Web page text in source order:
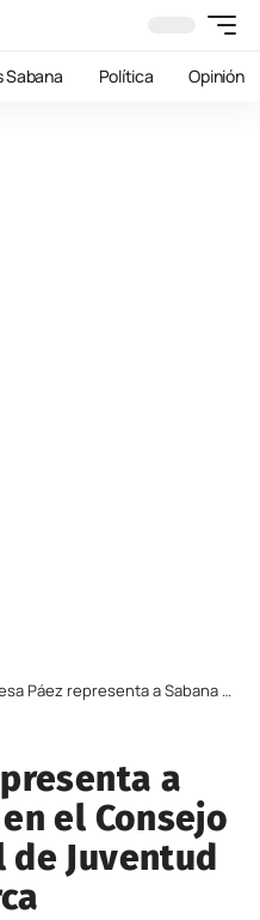
Sabana Política Opinión
representa a Sabana Centro en el Consejo Departamental de Juventud de Cundinamarca
a
el Consejo
Juventud